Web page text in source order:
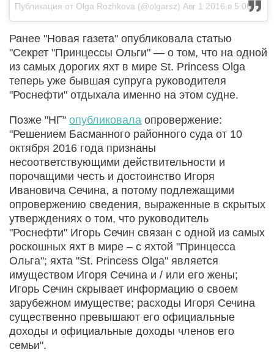
Публикация от Olga Rozhkova (@olgarsz) Авг 1 2016 в 5:06 PDT
Ранее "Новая газета" опубликовала статью
"Секрет "Принцессы Ольги" — о том, что на одной
из самых дорогих яхт в мире St. Princess Olga
теперь уже бывшая супруга руководителя
"Роснефти" отдыхала именно на этом судне.
Позже "НГ" опубликовала опровержение:
"Решением Басманного районного суда от 10
октября 2016 года признаны
несоответствующими действительности и
порочащими честь и достоинство Игоря
Ивановича Сечина, а потому подлежащими
опровержению сведения, выраженные в скрытых
утверждениях о том, что руководитель
"Роснефти" Игорь Сечин связан с одной из самых
роскошных яхт в мире – с яхтой "Принцесса
Ольга"; яхта "St. Princess Olga" является
имуществом Игоря Сечина и / или его жены;
Игорь Сечин скрывает информацию о своем
зарубежном имуществе; расходы Игоря Сечина
существенно превышают его официальные
доходы и официальные доходы членов его
семьи".